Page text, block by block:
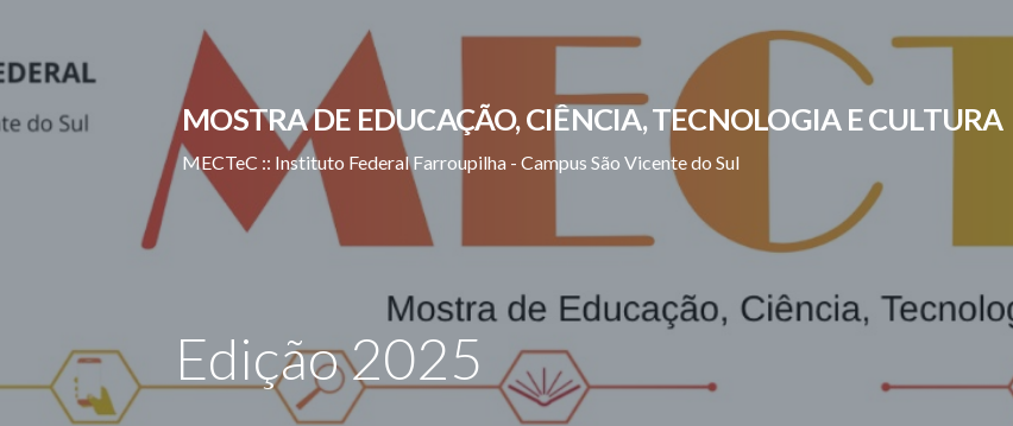
para
o
MOSTRA DE EDUCAÇÃO, CIÊNCIA, TECNOLOGIA E CULTURA
MECTeC :: Instituto Federal Farroupilha - Campus São Vicente do Sul
Edição 2025